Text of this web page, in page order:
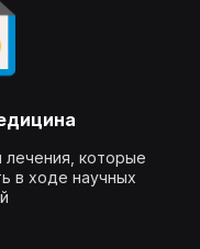
которые
в ходе научных